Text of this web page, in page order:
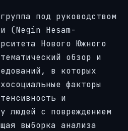
под руководством
(Negin Hesam-
Нового Южного
обзор и
в которых
факторы
и
людей с повреждением
выборка анализа